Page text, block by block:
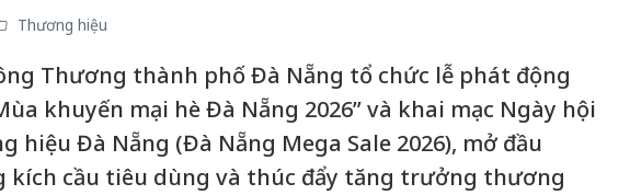
Thương hiệu
Thương thành phố Đà Nẵng tổ chức lễ phát động
khuyến mại hè Đà Nẵng 2026” và khai mạc Ngày hội
hiệu Đà Nẵng (Đà Nẵng Mega Sale 2026), mở đầu
kích cầu tiêu dùng và thúc đẩy tăng trưởng thương